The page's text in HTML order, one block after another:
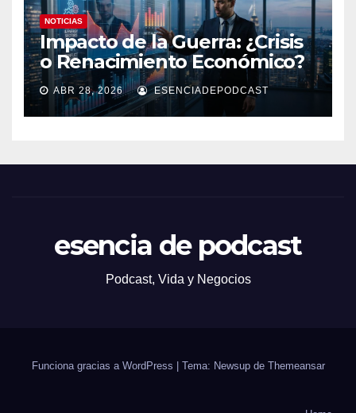
NOTICIAS
Impacto de la Guerra: ¿Crisis
o Renacimiento Económico?
ABR 28, 2026 ESENCIADEPODCAST
esencia de podcast
Podcast, Vida y Negocios
Funciona gracias a WordPress Tema: Newsup de Themeansar